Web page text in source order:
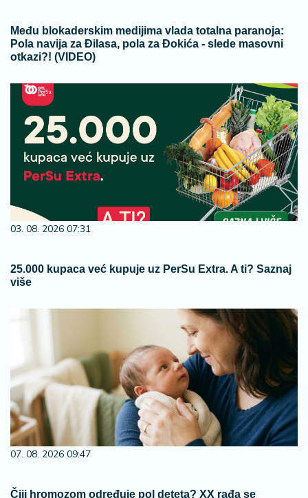
Među blokaderskim medijima vlada totalna paranoja:
Pola navija za Đilasa, pola za Đokića - slede masovni
otkazi?! (VIDEO)
03. 08. 2026 07:31
25.000 kupaca već kupuje uz PerSu Extra. A ti? Saznaj
više
07. 08. 2026 09:47
Čiji hromozom određuje pol deteta? XX rađa se